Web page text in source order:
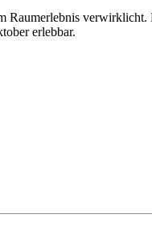
Raumerlebnis
erlebbar.